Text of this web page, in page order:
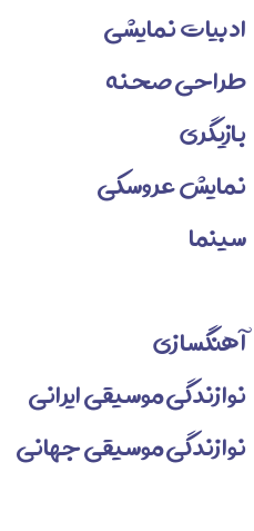
ادبیات نمایشی
طراحی صحنه
بازیگری
نمایش عروسکی
سینما
آهنگسازی
نوازندگی موسیقی ایرانی
نوازندگی موسیقی جهانی